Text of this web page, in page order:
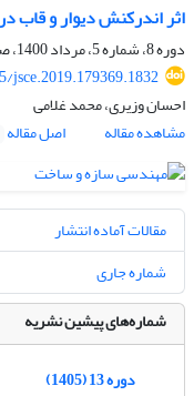
اثر اندرکنش دیوار و قاب
دوره 8، شماره 5، مرداد 1400، صفحه
jsce.2019.179369.1832
احسان وزیری، محمد غلامی
مشاهده مقاله
اصل مقاله
مقالات آماده انتشار
شماره جاری
شماره‌های پیشین نشریه
دوره 13 (1405)